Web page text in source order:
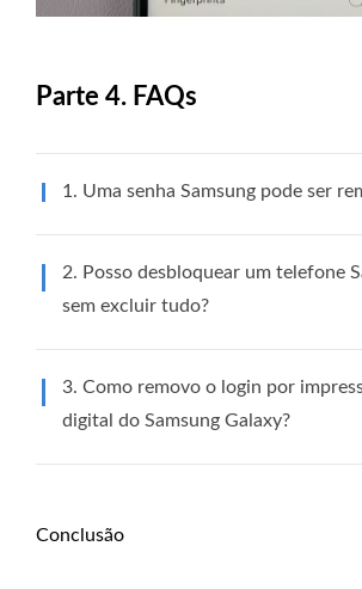
Parte 4. FAQs
1. Uma senha Samsung pode ser
2. Posso desbloquear um telefone
sem excluir tudo?
3. Como removo o login por
digital do Samsung Galaxy?
Conclusão